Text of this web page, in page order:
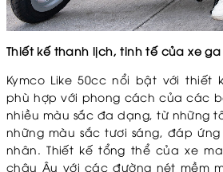
Thiết kế thanh lịch, tinh tế của xe ga
Kymco Like 50cc nổi bật với thiết
phù hợp với phong cách của các
nhiều màu sắc đa dạng, từ những
những màu sắc tươi sáng, đáp
nhân. Thiết kế tổng thể của xe
châu Âu với các đường nét mềm